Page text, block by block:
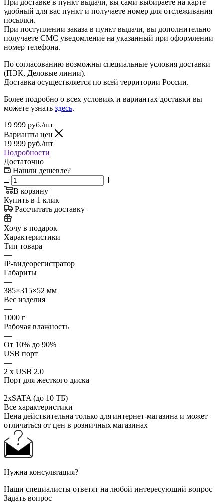
При доставке в пункт выдачи, вы сами выбираете на карте
удобный для вас пункт и получаете номер для отслеживания
посылки.
При поступлении заказа в пункт выдачи, вы дополнительно
получаете СМС уведомление на указанный при оформлении
номер телефона.
По согласованию возможны специальные условия доставки
(ПЭК, Деловые линии).
Доставка осуществляется по всей территории России.
Более подробно о всех условиях и вариантах доставки вы
можете узнать здесь.
19 999 руб./шт
Варианты цен
19 999 руб./шт
Подробности
Достаточно
Нашли дешевле?
В корзину
Купить в 1 клик
Рассчитать доставку
Хочу в подарок
Характеристики
Тип товара
—
IP-видеорегистратор
Габариты
—
385×315×52 мм
Вес изделия
—
1000 г
Рабочая влажность
—
От 10% до 90%
USB порт
—
2 x USB 2.0
Порт для жесткого диска
—
2xSATA (до 10 ТБ)
Все характеристики
Цена действительна только для интернет-магазина и может
отличаться от цен в розничных магазинах
Нужна консультация?
Наши специалисты ответят на любой интересующий вопрос
Задать вопрос